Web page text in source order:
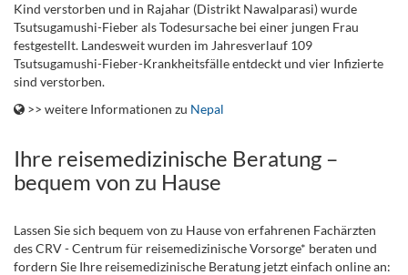
Kind verstorben und in Rajahar (Distrikt Nawalparasi) wurde
Tsutsugamushi-Fieber als Todesursache bei einer jungen Frau
festgestellt. Landesweit wurden im Jahresverlauf 109
Tsutsugamushi-Fieber-Krankheitsfälle entdeckt und vier Infizierte
sind verstorben.
>> weitere Informationen zu Nepal
Ihre reisemedizinische Beratung –
bequem von zu Hause
Lassen Sie sich bequem von zu Hause von erfahrenen Fachärzten
des CRV - Centrum für reisemedizinische Vorsorge* beraten und
fordern Sie Ihre reisemedizinische Beratung jetzt einfach online an: